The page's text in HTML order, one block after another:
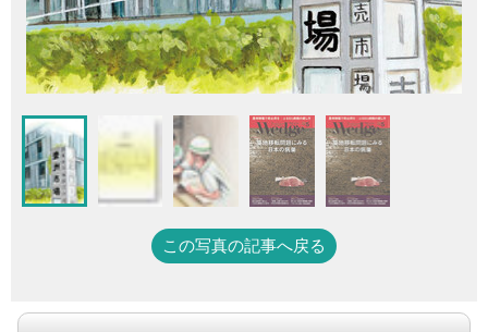
この写真の記事へ戻る